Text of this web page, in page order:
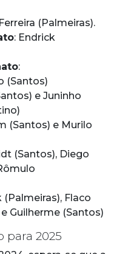
(Palmeiras).
: Endrick
:
(Santos)
e Juninho
(Santos) e Murilo
(Santos), Diego
Flaco
Guilherme (Santos)
para 2025